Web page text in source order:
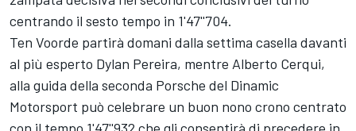
centrando il sesto tempo in 1'47''704.
Ten Voorde partirà domani dalla settima casella davanti
al più esperto Dylan Pereira, mentre Alberto Cerqui,
alla guida della seconda Porsche del Dinamic
Motorsport può celebrare un buon nono crono centrato